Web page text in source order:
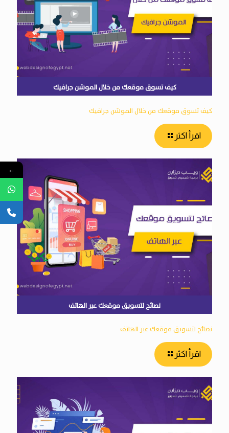
كيف تسوق موقعك من خلال الموشن جرافيك
كيف تسوق موقعك من خلال الموشن جرافيك
اقرأ اكثر
نصائح لتسويق موقعك عبر الهاتف
نصائح لتسويق موقعك عبر الهاتف
اقرأ اكثر
←